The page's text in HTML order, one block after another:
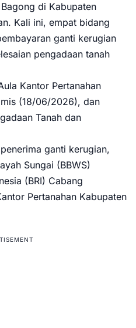
di Kabupaten
Kali ini, empat bidang
ganti kerugian
pengadaan tanah
Kantor Pertanahan
(18/06/2026), dan
Tanah dan
ganti kerugian,
Sungai (BBWS)
(BRI) Cabang
Pertanahan Kabupaten